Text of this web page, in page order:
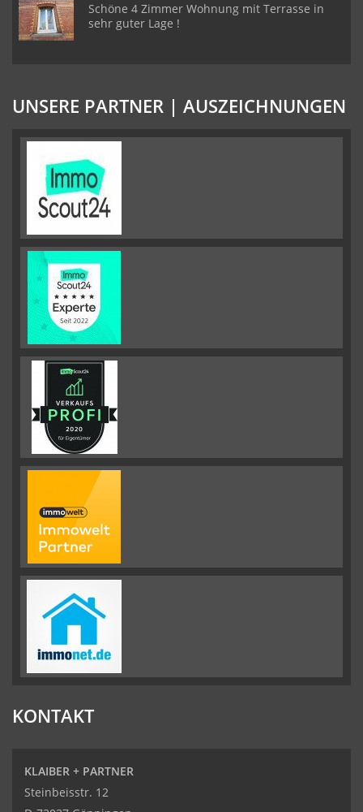
Schöne 4 Zimmer Wohnung mit Terrasse in
sehr guter Lage !
UNSERE PARTNER | AUSZEICHNUNGEN
KONTAKT
KLAIBER + PARTNER
Steinbeisstr. 12